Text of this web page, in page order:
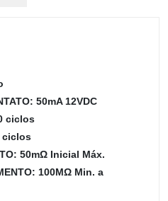
50mA 12VDC
ciclos
ciclos
50mΩ Inicial Máx.
100MΩ Min. a